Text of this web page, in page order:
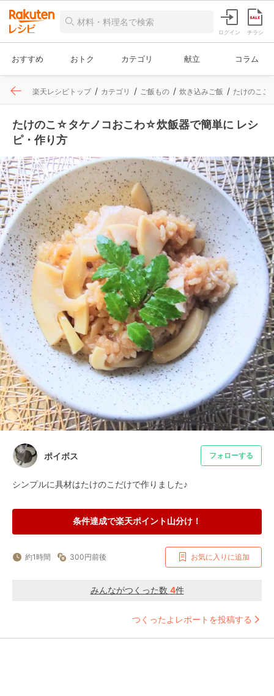
ログイン チラシ
おすすめ おトク カテゴリ 献立 コラム
楽天レシピトップ カテゴリ ご飯もの 炊き込みご飯 たけのこご
たけのこ☆タケノコおこわ☆炊飯器で簡単に レシ
ピ・作り方
ポイボス フォローする
シンプルに具材はたけのこだけで作りました♪
条件達成で楽天ポイント山分け！
約1時間 300円前後 お気に入りに追加
みんながつくった数 4件
つくったよレポートを投稿する